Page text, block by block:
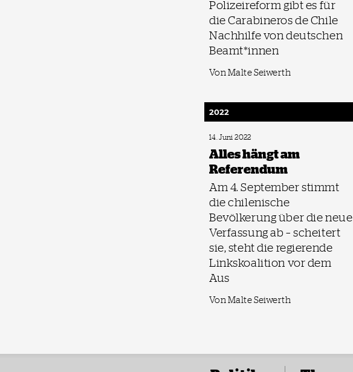
Polizeireform gibt es für
die Carabineros de Chile
Nachhilfe von deutschen
Beamt*innen
Von Malte Seiwerth
2022
14. Juni 2022
Alles hängt am
Referendum
Am 4. September stimmt
die chilenische
Bevölkerung über die neue
Verfassung ab – scheitert
sie, steht die regierende
Linkskoalition vor dem
Aus
Von Malte Seiwerth